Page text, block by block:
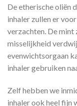
De etherische oliën
inhaler zullen er
verzachten. De
misselijkheid
evenwichtsorgaan
inhaler gebruiken
Zelf hebben we
inhaler ook heel fijn